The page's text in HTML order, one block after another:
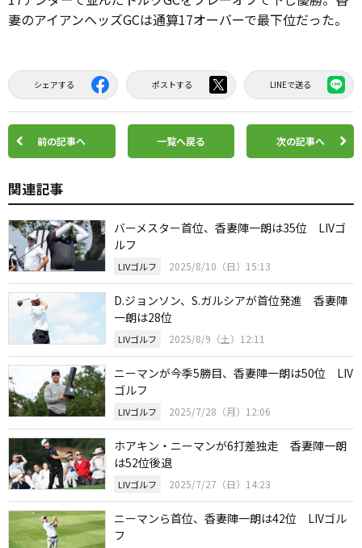
妻のアイアンヘッズGCは通算17オーバーで最下位だった。
シェアする ポストする LINEで送る
前の記事へ 一覧へ戻る 次の記事へ
関連記事
バーメスター首位、香妻陣一朗は35位 LIVゴ
ルフ
LIVゴルフ 2025/8/10（日）15:13
D.ジョンソン、S.ガルシアが首位発進 香妻陣
一朗は28位
LIVゴルフ 2025/8/9（土）12:11
ニーマンが今季5勝目、香妻陣一朗は50位 LIV
ゴルフ
LIVゴルフ 2025/7/28（月）12:06
ホアキン・ニーマンが6打差独走 香妻陣一朗
は52位後退
LIVゴルフ 2025/7/27（日）14:23
ニーマンら首位、香妻陣一朗は42位 LIVゴル
フ